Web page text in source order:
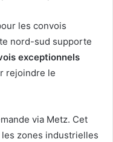
les convois
nord-sud supporte
exceptionnels
rejoindre le
via Metz. Cet
zones industrielles